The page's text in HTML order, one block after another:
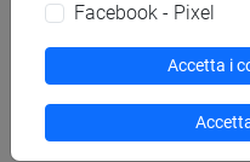
Ricerca persone
Ricerca insegnamenti
Facebook - Pixel
Accetta i